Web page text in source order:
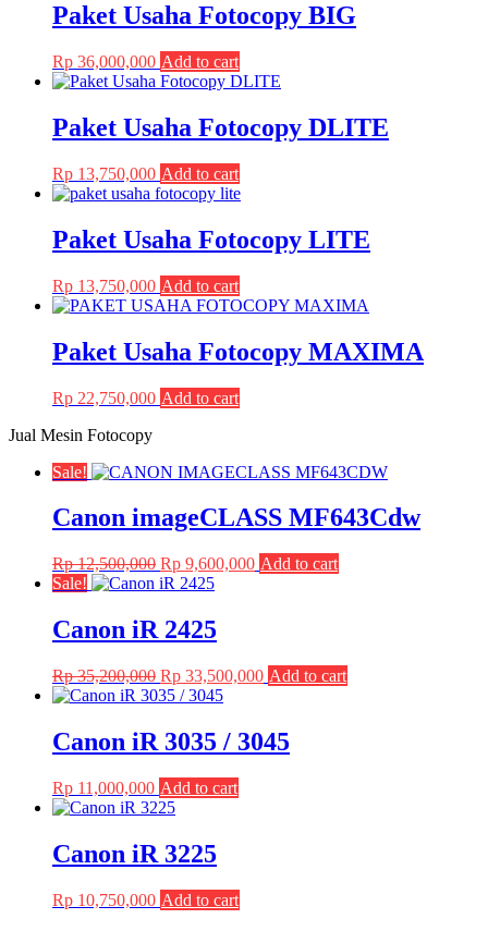
product
product
Paket Usaha Fotocopy BIG
Rp 36,000,000 Add to cart
Paket Usaha Fotocopy DLITE
Rp 13,750,000 Add to cart
Paket Usaha Fotocopy LITE
Rp 13,750,000 Add to cart
Paket Usaha Fotocopy MAXIMA
Rp 22,750,000 Add to cart
Jual Mesin Fotocopy
Sale!
Canon imageCLASS MF643Cdw
Rp12,500,000 Original
price
Rp 12,500,000.
Rp 9,600,000Current
Add to cart
Sale!
Canon iR 2425
Rp35,200,000 Original
price
Rp 35,200,000.
Rp 33,500,000Current
Rp 33,500,000.
Add to cart
Canon iR 3035 / 3045
Rp 11,000,000 Add to cart
Canon iR 3225
Rp 10,750,000 Add to cart